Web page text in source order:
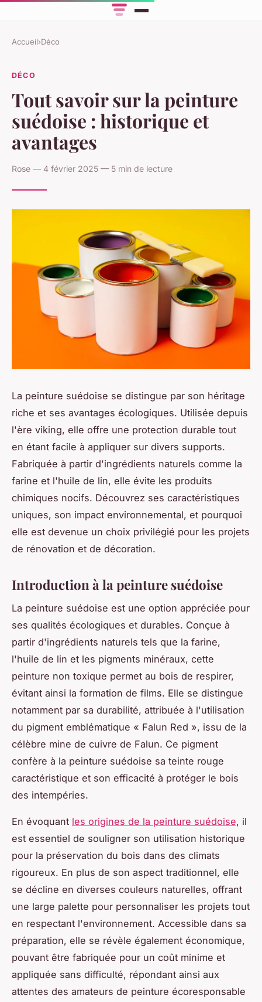
Accueil›Déco
DÉCO
Tout savoir sur la peinture
suédoise : historique et
avantages
Rose — 4 février 2025 — 5 min de lecture
La peinture suédoise se distingue par son héritage
riche et ses avantages écologiques. Utilisée depuis
l'ère viking, elle offre une protection durable tout
en étant facile à appliquer sur divers supports.
Fabriquée à partir d'ingrédients naturels comme la
farine et l'huile de lin, elle évite les produits
chimiques nocifs. Découvrez ses caractéristiques
uniques, son impact environnemental, et pourquoi
elle est devenue un choix privilégié pour les projets
de rénovation et de décoration.
Introduction à la peinture suédoise
La peinture suédoise est une option appréciée pour
ses qualités écologiques et durables. Conçue à
partir d'ingrédients naturels tels que la farine,
l'huile de lin et les pigments minéraux, cette
peinture non toxique permet au bois de respirer,
évitant ainsi la formation de films. Elle se distingue
notamment par sa durabilité, attribuée à l'utilisation
du pigment emblématique « Falun Red », issu de la
célèbre mine de cuivre de Falun. Ce pigment
confère à la peinture suédoise sa teinte rouge
caractéristique et son efficacité à protéger le bois
des intempéries.
En évoquant les origines de la peinture suédoise, il
est essentiel de souligner son utilisation historique
pour la préservation du bois dans des climats
rigoureux. En plus de son aspect traditionnel, elle
se décline en diverses couleurs naturelles, offrant
une large palette pour personnaliser les projets tout
en respectant l'environnement. Accessible dans sa
préparation, elle se révèle également économique,
pouvant être fabriquée pour un coût minime et
appliquée sans difficulté, répondant ainsi aux
attentes des amateurs de peinture écoresponsable